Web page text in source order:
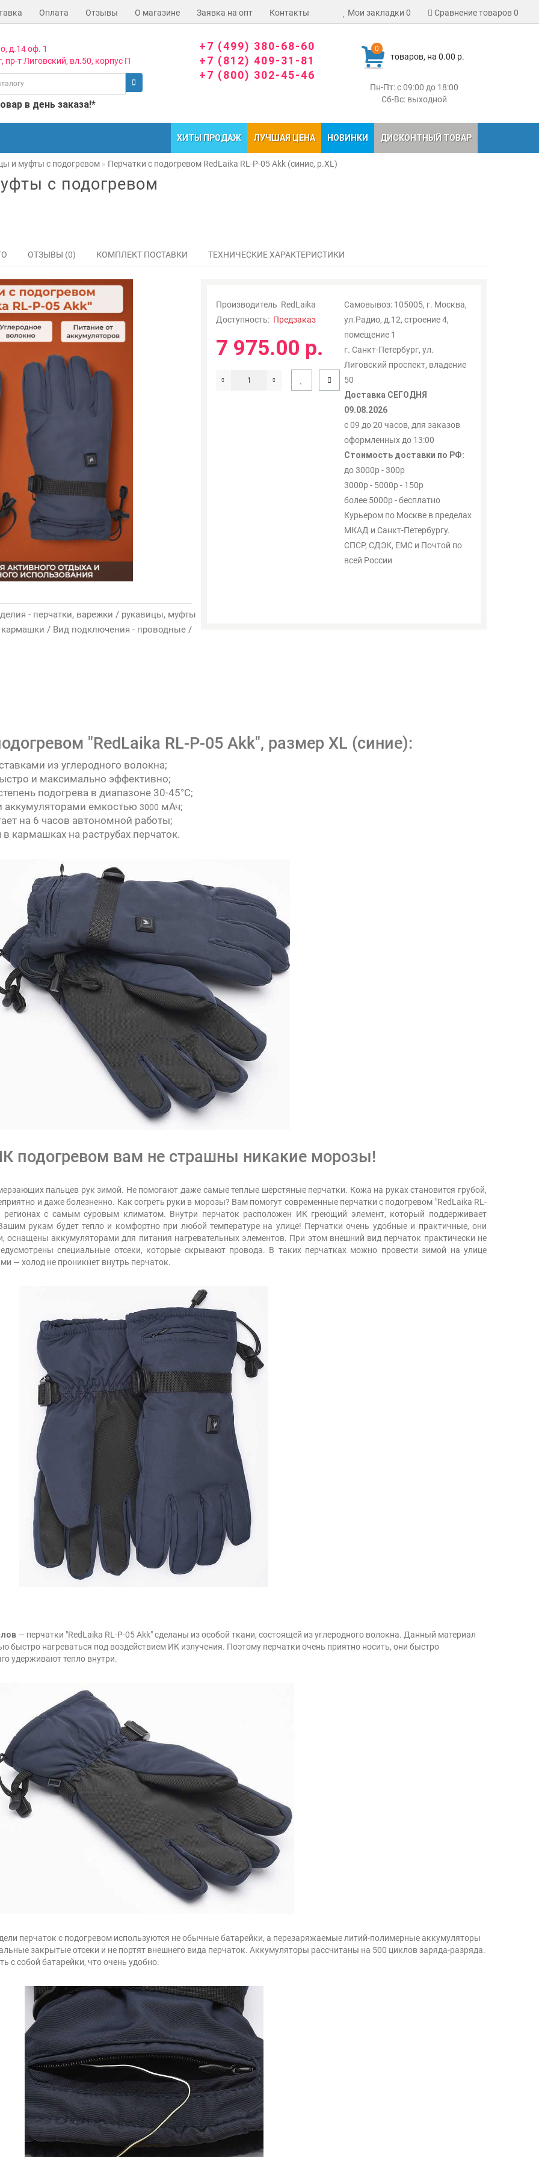
Оплата Отзывы О магазине Заявка на опт Контакты Мои закладки 0 Сравнение товаров0
0
товаров, на 0.00 р.
Пн-Пт: с 09:00 до 18:00
Сб-Вс: выходной
д.14 оф. 1
пр-т Лиговский, вл.50, корпус П
в день заказа!*
+7 (499) 380-68-60
+7 (812) 409-31-81
+7 (800) 302-45-46
ХИТЫ ПРОДАЖ ЛУЧШАЯ ЦЕНА НОВИНКИ ДИСКОНТНЫЙ ТОВАР
и муфты с подогревом Перчатки с подогревом RedLaika RL-P-05 Akk (синие, р.XL)
с подогревом
ОТЗЫВЫ (0) КОМПЛЕКТ ПОСТАВКИ ТЕХНИЧЕСКИЕ ХАРАКТЕРИСТИКИ
- перчатки, варежки / рукавицы, муфты
кармашки / Вид подключения - проводные /
Производитель RedLaika
Доступность: Предзаказ
Самовывоз: 105005, г. Москва,
ул.Радио, д.12, строение 4,
помещение 1
г. Санкт-Петербург, ул.
Лиговский проспект, владение
50
Доставка СЕГОДНЯ
09.08.2026
с 09 до 20 часов, для заказов
оформленных до 13:00
Стоимость доставки по РФ:
до 3000р - 300р
3000р - 5000р - 150р
более 5000р - бесплатно
Курьером по Москве в пределах
МКАД и Санкт-Петербургу.
СПСР, СДЭК, ЕМС и Почтой по
всей России
7 975.00 р.
"RedLaika RL-P-05 Akk", размер XL (синие):
из углеродного волокна;
и максимально эффективно;
подогрева в диапазоне 30-45°С;
емкостью 3000 мАч;
на 6 часов автономной работы;
кармашках на раструбах перчаток.
подогревом вам не страшны никакие морозы!
пальцев рук зимой. Не помогают даже самые теплые шерстяные перчатки. Кожа на руках становится грубой,
и даже болезненно. Как согреть руки в морозы? Вам помогут современные перчатки с подогревом "RedLaika RL-
с самым суровым климатом. Внутри перчаток расположен ИК греющий элемент, который поддерживает
рукам будет тепло и комфортно при любой температуре на улице! Перчатки очень удобные и практичные, они
оснащены аккумуляторами для питания нагревательных элементов. При этом внешний вид перчаток практически не
специальные отсеки, которые скрывают провода. В таких перчатках можно провести зимой на улице
— холод не проникнет внутрь перчаток.
— перчатки "RedLaika RL-P-05 Akk" сделаны из особой ткани, состоящей из углеродного волокна. Данный материал
быстро нагреваться под воздействием ИК излучения. Поэтому перчатки очень приятно носить, они быстро
удерживают тепло внутри.
перчаток с подогревом используются не обычные батарейки, а перезаряжаемые литий-полимерные аккумуляторы
закрытые отсеки и не портят внешнего вида перчаток. Аккумуляторы рассчитаны на 500 циклов заряда-разряда.
с собой батарейки, что очень удобно.